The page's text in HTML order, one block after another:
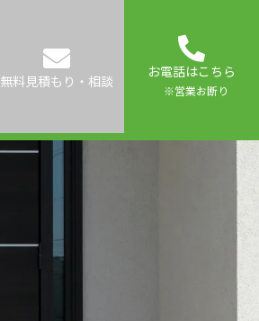
無料見積もり・相談
お電話はこちら
※営業お断り